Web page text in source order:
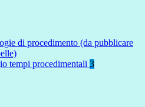
di procedimento (da pubblicare
tempi procedimentali 3